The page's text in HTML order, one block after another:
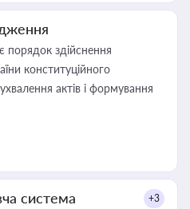
порядок здійснення
конституційного
актів і формування
система +3